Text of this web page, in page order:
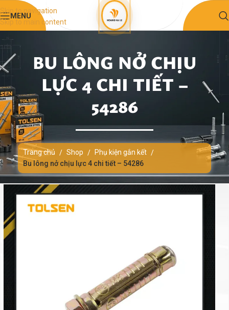
Skip to navigation
Skip to main content
MENU
BU LÔNG NỞ CHỊU
LỰC 4 CHI TIẾT –
54286
Trang chủ / Shop / Phụ kiện gắn kết /
Bu lông nở chịu lực 4 chi tiết – 54286